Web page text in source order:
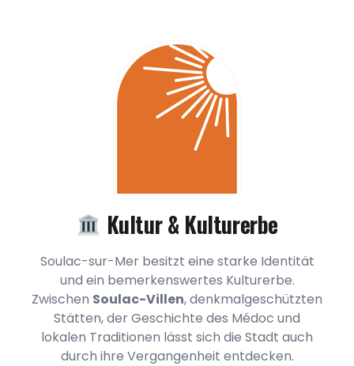
Kultur & Kulturerbe
Soulac-sur-Mer besitzt eine starke Identität
und ein bemerkenswertes Kulturerbe.
Zwischen Soulac-Villen, denkmalgeschützten
Stätten, der Geschichte des Médoc und
lokalen Traditionen lässt sich die Stadt auch
durch ihre Vergangenheit entdecken.